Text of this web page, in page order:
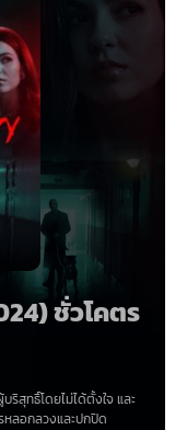
ชั่วโคตร
สุทธิ์โดยไม่ได้ตั้งใจ และ
หลอกลวงและปกปิด